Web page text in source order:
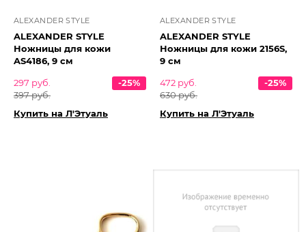
ALEXANDER STYLE
ALEXANDER STYLE
Ножницы для кожи
AS4186, 9 см
297 руб.
397 руб.
-25%
Купить на Л'Этуаль
ALEXANDER STYLE
ALEXANDER STYLE
Ножницы для кожи 2156S,
9 см
472 руб.
630 руб.
-25%
Купить на Л'Этуаль